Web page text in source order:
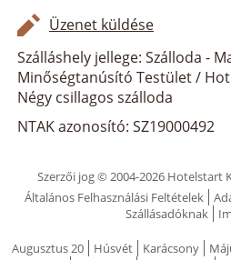
Üzenet küldése
Szálláshely jellege: Szálloda -
Minőségtanúsító Testület /
Négy csillagos szálloda
NTAK azonosító: SZ19000492
Szerzői jog © 2004-2026 Hotelstart
Általános Felhasználási Feltételek
Szállásadóknak
Augusztus 20 Húsvét Karácsony